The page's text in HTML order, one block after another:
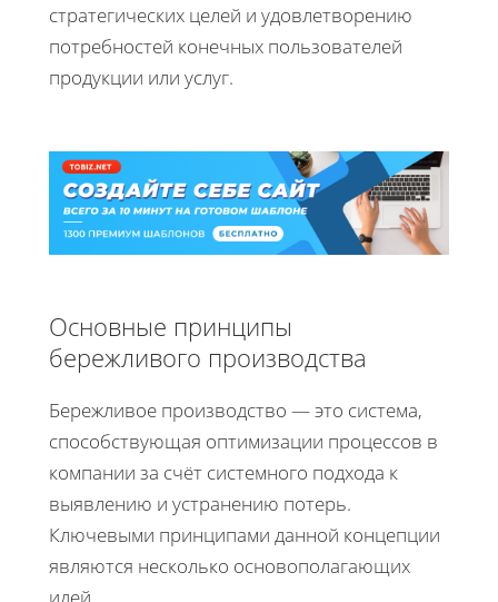
стратегических целей и удовлетворению
потребностей конечных пользователей
продукции или услуг.
Основные принципы
бережливого производства
Бережливое производство — это система,
способствующая оптимизации процессов в
компании за счёт системного подхода к
выявлению и устранению потерь.
Ключевыми принципами данной концепции
являются несколько основополагающих
идей.